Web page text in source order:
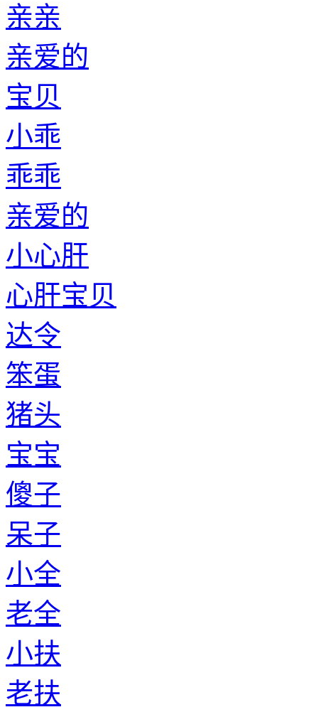
亲亲
亲爱的
宝贝
小乖
乖乖
亲爱的
小心肝
心肝宝贝
达令
笨蛋
猪头
宝宝
傻子
呆子
小全
老全
小扶
老扶